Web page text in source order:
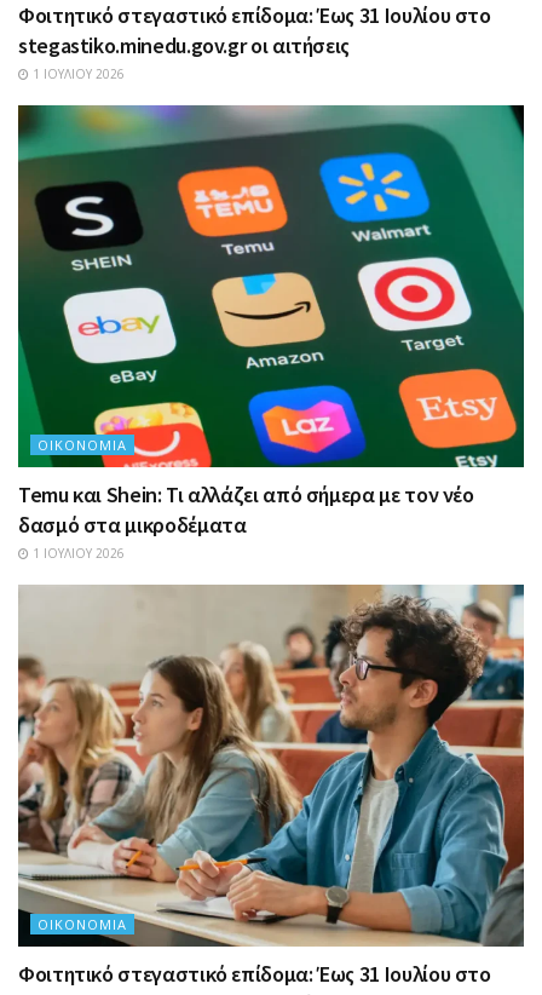
Φοιτητικό στεγαστικό επίδομα: Έως 31 Ιουλίου στο
stegastiko.minedu.gov.gr οι αιτήσεις
1 ΙΟΥΛΊΟΥ 2026
ΟΙΚΟΝΟΜΊΑ
Temu και Shein: Τι αλλάζει από σήμερα με τον νέο
δασμό στα μικροδέματα
1 ΙΟΥΛΊΟΥ 2026
ΟΙΚΟΝΟΜΊΑ
Φοιτητικό στεγαστικό επίδομα: Έως 31 Ιουλίου στο